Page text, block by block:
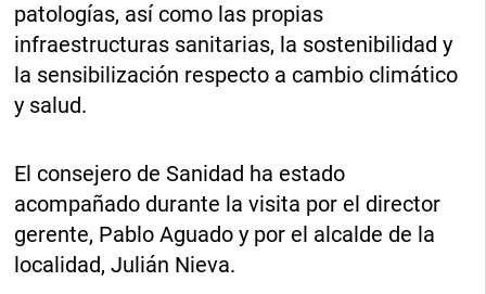
patologías, así como las propias
infraestructuras sanitarias, la sostenibilidad y
la sensibilización respecto a cambio climático
y salud.
El consejero de Sanidad ha estado
acompañado durante la visita por el director
gerente, Pablo Aguado y por el alcalde de la
localidad, Julián Nieva.